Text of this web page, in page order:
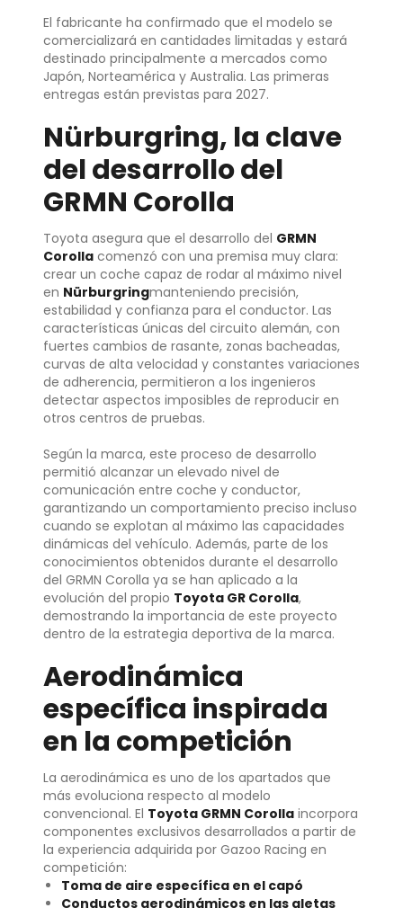
El fabricante ha confirmado que el modelo se
comercializará en cantidades limitadas y estará
destinado principalmente a mercados como
Japón, Norteamérica y Australia. Las primeras
entregas están previstas para 2027.
Nürburgring, la clave
del desarrollo del
GRMN Corolla
Toyota asegura que el desarrollo del GRMN
Corolla comenzó con una premisa muy clara:
crear un coche capaz de rodar al máximo nivel
en Nürburgringmanteniendo precisión,
estabilidad y confianza para el conductor. Las
características únicas del circuito alemán, con
fuertes cambios de rasante, zonas bacheadas,
curvas de alta velocidad y constantes variaciones
de adherencia, permitieron a los ingenieros
detectar aspectos imposibles de reproducir en
otros centros de pruebas.
Según la marca, este proceso de desarrollo
permitió alcanzar un elevado nivel de
comunicación entre coche y conductor,
garantizando un comportamiento preciso incluso
cuando se explotan al máximo las capacidades
dinámicas del vehículo. Además, parte de los
conocimientos obtenidos durante el desarrollo
del GRMN Corolla ya se han aplicado a la
evolución del propio Toyota GR Corolla,
demostrando la importancia de este proyecto
dentro de la estrategia deportiva de la marca.
Aerodinámica
específica inspirada
en la competición
La aerodinámica es uno de los apartados que
más evoluciona respecto al modelo
convencional. El Toyota GRMN Corolla incorpora
componentes exclusivos desarrollados a partir de
la experiencia adquirida por Gazoo Racing en
competición:
Toma de aire específica en el capó
Conductos aerodinámicos en las aletas